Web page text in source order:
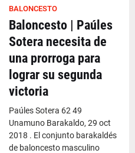
BALONCESTO
Baloncesto | Paúles
Sotera necesita de
una prorroga para
lograr su segunda
victoria
Paúles Sotera 62 49
Unamuno Barakaldo, 29 oct
2018 . El conjunto barakaldés
de baloncesto masculino